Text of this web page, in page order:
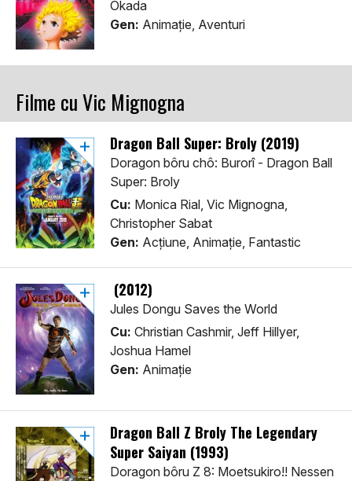
Okada
Gen: Animaţie, Aventuri
Filme cu Vic Mignogna
Dragon Ball Super: Broly (2019)
Doragon bôru chô: Burorî - Dragon Ball
Super: Broly
Cu: Monica Rial, Vic Mignogna,
Christopher Sabat
Gen: Acţiune, Animaţie, Fantastic
(2012)
Jules Dongu Saves the World
Cu: Christian Cashmir, Jeff Hillyer,
Joshua Hamel
Gen: Animaţie
Dragon Ball Z Broly The Legendary
Super Saiyan (1993)
Doragon bôru Z 8: Moetsukiro!! Nessen